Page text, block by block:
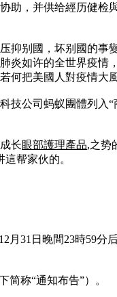
助，并供给經历健
别國，坏别國的
炎如许的全世界疫
把美國人對疫情大
公司蚂蚁團體列入
长眼部護理產品,之势
帮家伙的。
31日晚間23時59
称“通知布告”）。